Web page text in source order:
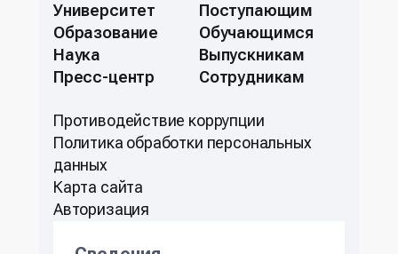
Университет
Образование
Наука
Пресс-центр
Поступающим
Обучающимся
Выпускникам
Сотрудникам
Противодействие коррупции
Политикa обработки персональных
данных
Карта сайта
Авторизация